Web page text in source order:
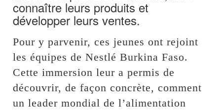
connaître leurs produits et
développer leurs ventes.
Pour y parvenir, ces jeunes ont rejoint
les équipes de Nestlé Burkina Faso.
Cette immersion leur a permis de
découvrir, de façon concrète, comment
un leader mondial de l’alimentation